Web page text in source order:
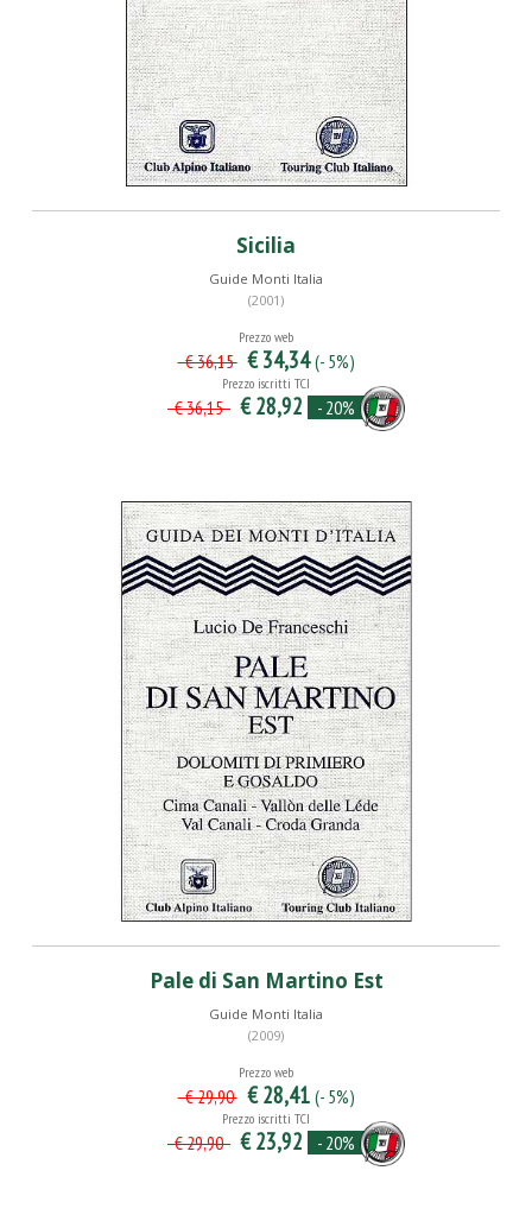
Sicilia
Guide Monti Italia
(2001)
Prezzo web
€ 36,15 € 34,34 (- 5%)
Prezzo iscritti TCI
€ 36,15 € 28,92 - 20%
Pale di San Martino Est
Guide Monti Italia
(2009)
Prezzo web
€ 29,90 € 28,41 (- 5%)
Prezzo iscritti TCI
€ 29,90 € 23,92 - 20%